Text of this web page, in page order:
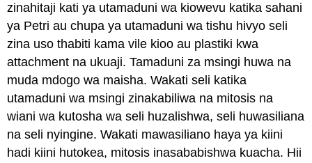
zinahitaji kati ya utamaduni wa kiowevu katika sahani
ya Petri au chupa ya utamaduni wa tishu hivyo seli
zina uso thabiti kama vile kioo au plastiki kwa
attachment na ukuaji. Tamaduni za msingi huwa na
muda mdogo wa maisha. Wakati seli katika
utamaduni wa msingi zinakabiliwa na mitosis na
wiani wa kutosha wa seli huzalishwa, seli huwasiliana
na seli nyingine. Wakati mawasiliano haya ya kiini
hadi kiini hutokea, mitosis inasababishwa kuacha. Hii